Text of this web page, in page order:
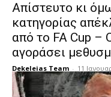
Απίστευτο κι
κατηγορίας
από το FA Cup –
αγοράσει
Dekeleias Team - 11